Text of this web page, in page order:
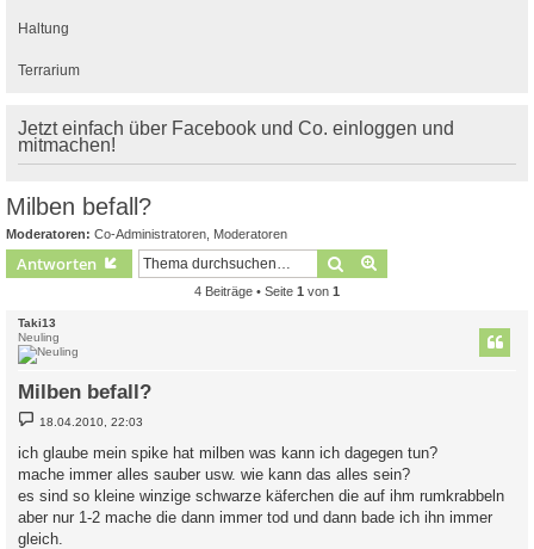
Haltung
Terrarium
Jetzt einfach über Facebook und Co. einloggen und
mitmachen!
Milben befall?
Moderatoren: Co-Administratoren Moderatoren
Antworten Suche
4 Beiträge • Seite 1 von 1
Taki13
Neuling
Milben befall?
B
e
t
r
g
18.04.2010, 22:03
ich glaube mein spike hat milben was kann ich dagegen tun?
mache immer alles sauber usw. wie kann das alles sein?
es sind so kleine winzige schwarze käferchen die auf ihm rumkrabbeln
aber nur 1-2 mache die dann immer tod und dann bade ich ihn immer
gleich.